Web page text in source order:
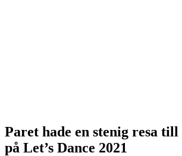
Paret hade en stenig resa
på Let’s Dance 2021